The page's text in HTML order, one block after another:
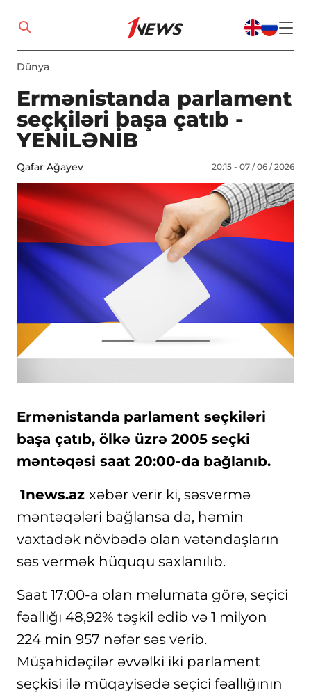
Dünya
Ermənistanda parlament
seçkiləri başa çatıb -
YENİLƏNİB
Qafar Ağayev 20:15 - 07 / 06 / 2026
Ermənistanda parlament seçkiləri
başa çatıb, ölkə üzrə 2005 seçki
məntəqəsi saat 20:00-da bağlanıb.
1news.az xəbər verir ki, səsvermə
məntəqələri bağlansa da, həmin
vaxtadək növbədə olan vətəndaşların
səs vermək hüququ saxlanılıb.
Saat 17:00-a olan məlumata görə, seçici
fəallığı 48,92% təşkil edib və 1 milyon
224 min 957 nəfər səs verib.
Müşahidəçilər əvvəlki iki parlament
seçkisi ilə müqayisədə seçici fəallığının